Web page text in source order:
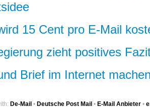
15 Cent pro E-Mail
zieht positives
Brief im Internet
De-Mail • Deutsche Post Mail • E-Mail Anbieter •